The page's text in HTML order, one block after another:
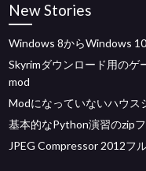
New Stories
Windows 8からWindows
Skyrimダウンロード用のゲ
mod
Modになっていないハウス
基本的なPython演習のzip
JPEG Compressor 2012フ